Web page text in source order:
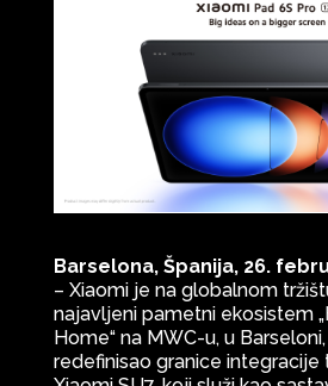
Barselona, Španija, 26.
– Xiaomi je na globalnom
najavljeni pametni ekosistem
Home“ na MWC-u, u
redefinisao granice integracije